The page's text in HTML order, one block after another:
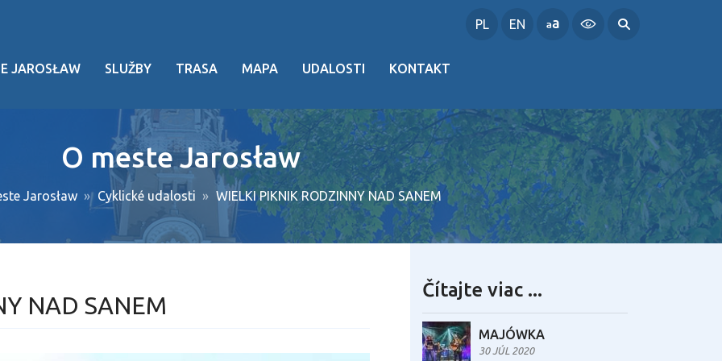
PL EN
JAROSŁAW
udalosti
SLUŽBY TRASA MAPA UDALOSTI KONTAKT
O meste Jarosław
Jarosław Cyklické udalosti WIELKI PIKNIK RODZINNY NAD SANEM
NAD SANEM
Čítajte viac ...
MAJÓWKA
30 JÚL 2020